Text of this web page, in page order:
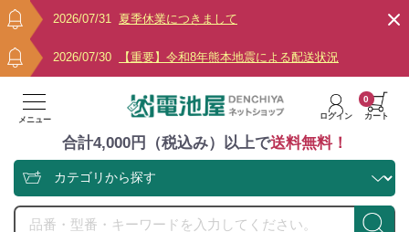
2026/07/31 夏季休業につきまして
2026/07/30 【重要】令和8年熊本地震による配送状況
メニュー ログイン カート
0
合計4,000円（税込み）以上で送料無料！